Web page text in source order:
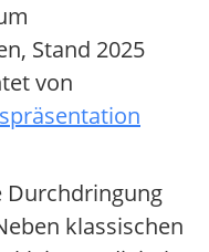
Stand 2025
von
Durchdringung
klassischen